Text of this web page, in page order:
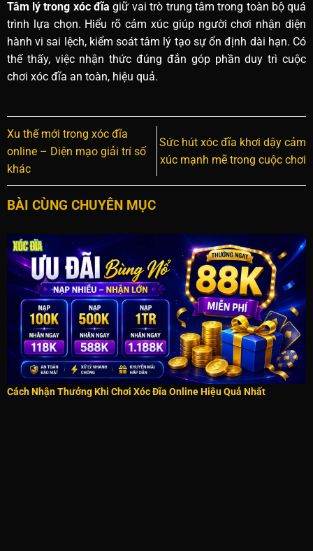
Tâm lý trong xóc đĩa giữ vai trò trung tâm trong toàn bộ quá
trình lựa chọn. Hiểu rõ cảm xúc giúp người chơi nhận diện
hành vi sai lệch, kiểm soát tâm lý tạo sự ổn định dài hạn. Có
thế thấy, việc nhận thức đúng đắn góp phần duy trì cuộc
chơi xóc đĩa an toàn, hiệu quả.
Xu thế mới trong xóc đĩa
online – Diện mạo giải trí số
khác
Sức hút xóc đĩa khơi dậy cảm
xúc mạnh mẽ trong cuộc chơi
BÀI CÙNG CHUYÊN MỤC
Cách Nhận Thưởng Khi Chơi Xóc Đĩa Online Hiệu Quả Nhất